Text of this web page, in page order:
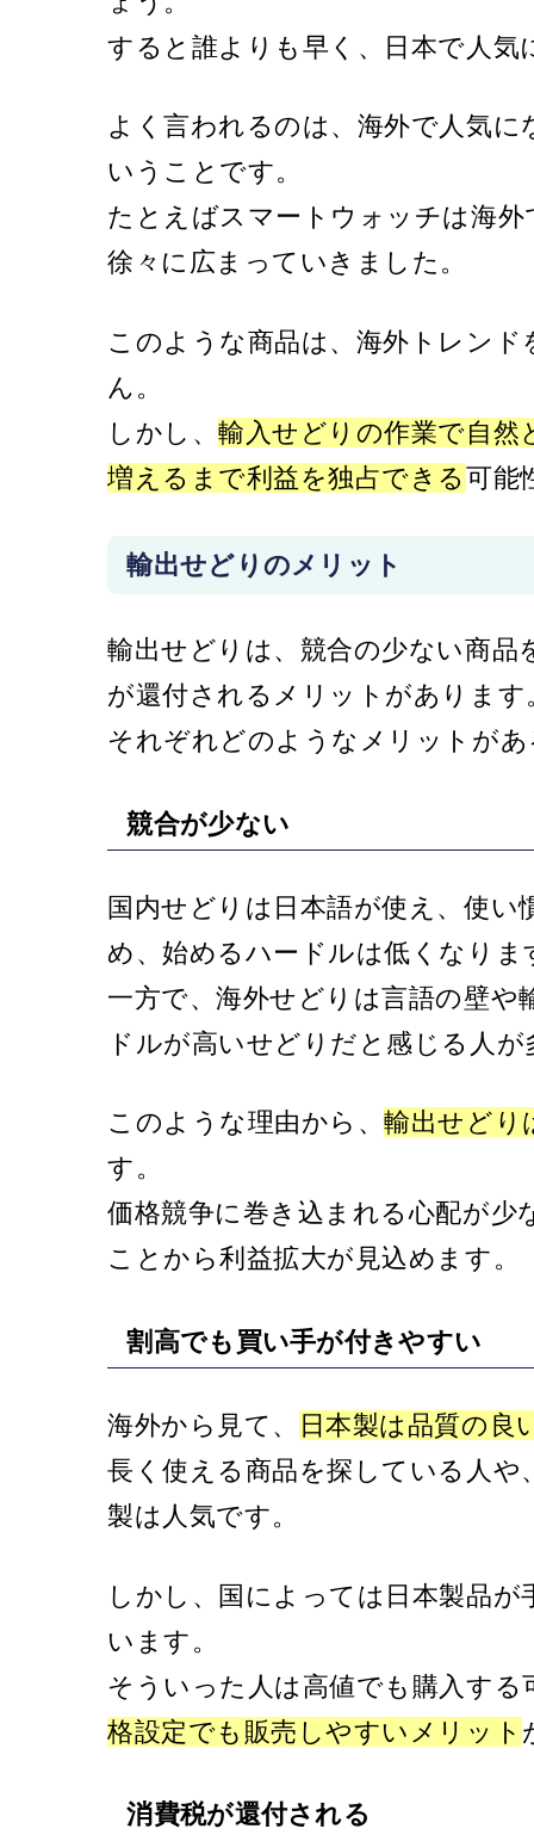
すると誰よりも早く、日本で人
よく言われるのは、海外で人気
いうことです。
たとえばスマートウォッチは海
徐々に広まっていきました。
このような商品は、海外トレン
ん。
しかし、輸入せどりの作業で自
増えるまで利益を独占できる可能
輸出せどりのメリット
輸出せどりは、競合の少ない商
が還付されるメリットがあります
それぞれどのようなメリットが
競合が少ない
国内せどりは日本語が使え、使
め、始めるハードルは低くなりま
一方で、海外せどりは言語の壁
ドルが高いせどりだと感じる人
このような理由から、輸出せどり
す。
価格競争に巻き込まれる心配が
ことから利益拡大が見込めます。
割高でも買い手が付きやすい
海外から見て、
日本製は品質の良
長く使える商品を探している人
製は人気です。
しかし、国によっては日本製品
います。
そういった人は高値でも購入する
格設定でも販売しやすいメリット
消費税が還付される